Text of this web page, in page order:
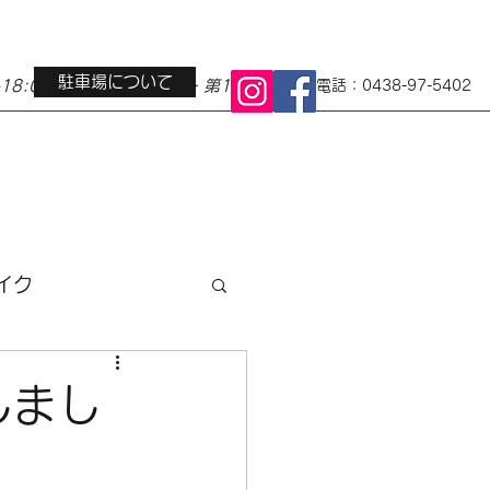
定休日 水曜日・第1第3火曜日 電話：0438-97-5402
駐車場について
ク
地域イベント
し